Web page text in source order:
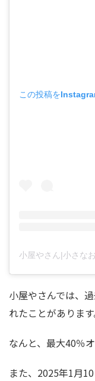
この投稿を
小屋やさんでは、
れたことがあります
なんと、最大40％
また、2025年1月